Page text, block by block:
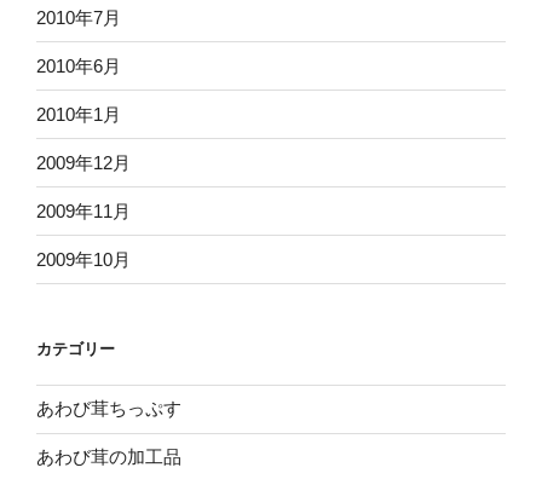
2010年7月
2010年6月
2010年1月
2009年12月
2009年11月
2009年10月
カテゴリー
あわび茸ちっぷす
あわび茸の加工品